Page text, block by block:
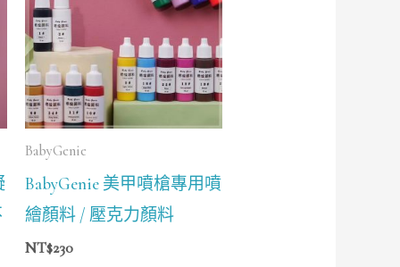
BabyGenie
BabyGenie 美甲噴槍專用噴
繪顏料 / 壓克力顏料
NT$230